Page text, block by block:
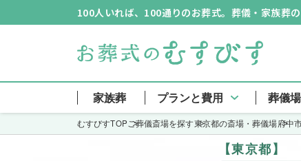
100人いれば、100通りのお葬式。葬儀・家族葬
家族葬 プランと費用 葬儀
むすびすTOPご葬儀斎場を探す東京都の斎場・葬儀場府中
【東京都】